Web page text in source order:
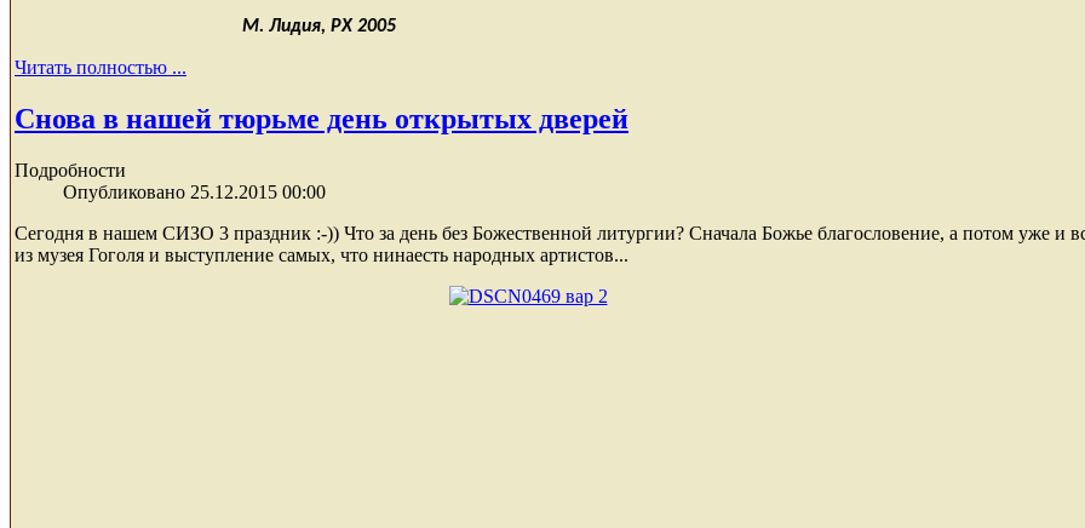
М. Лидия, РХ 2005
Читать полностью ...
Снова в нашей тюрьме день открытых дверей
Подробности
Опубликовано 25.12.2015 00:00
Сегодня в нашем СИЗО 3 праздник :-)) Что за день без Божественной литургии? Сначала Божье благословение, а потом уже и
из музея Гоголя и выступление самых, что нинаесть народных артистов...